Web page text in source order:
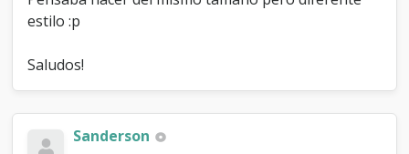
estilo :p
Saludos!
Sanderson